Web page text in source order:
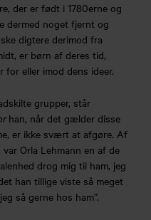
der er født i 1780erne og
dermed noget fjernt og
digtere derimod fra
er børn af deres tid,
eller imod dens ideer.
grupper, står
han, når det gælder disse
er ikke svært at afgøre. Af
Orla Lehmann en af de
drog mig til ham, jeg
han tillige viste så meget
så gerne hos ham”.